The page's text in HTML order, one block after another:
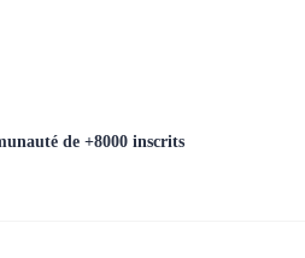
de +8000 inscrits